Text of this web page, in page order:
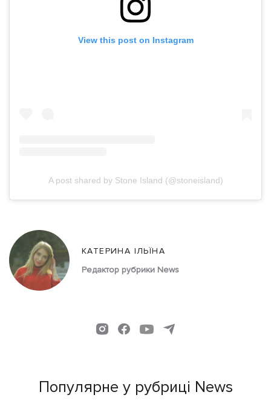
View this post on Instagram
A post shared by Stone Island (@stoneisland)
КАТЕРИНА ІЛЬЇНА
Редактор рубрики News
Популярне у рубриці News